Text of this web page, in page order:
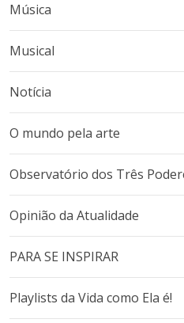
Música
Musical
Notícia
O mundo pela arte
Observatório dos Três
Opinião da Atualidade
PARA SE INSPIRAR
Playlists da Vida como Ela é!